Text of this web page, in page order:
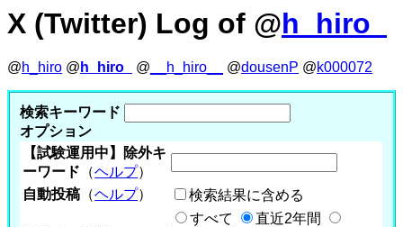
X (Twitter) Log of @h_hiro_
@h_hiro @ h_hiro_ @ __h_hiro__ @dousenP @k000072
検索キーワード
オプション
【試験運用中】除外キ
ーワード （ヘルプ）
自動投稿 （ヘルプ） 検索結果に含める
すべて
直近2年間